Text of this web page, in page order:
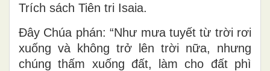
Trích sách Tiên tri Isaia.
Ðây Chúa phán: “Như mưa tuyết từ trời rơi
xuống và không trở lên trời nữa, nhưng
chúng thấm xuống đất, làm cho đất phì